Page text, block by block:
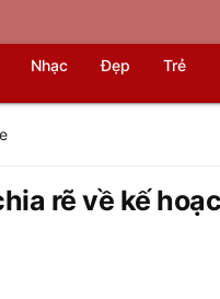
Nhạc Đẹp Trẻ
rẽ về kế